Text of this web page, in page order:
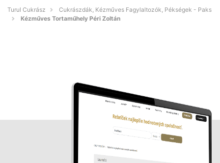
Turul Cukrász
Cukrászdák, Kézműves Fagylaltozók, Pékségek - Paks
Kézműves Tortaműhely Péri Zoltán